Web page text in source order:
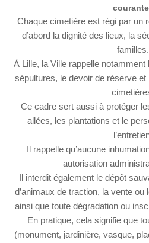
Chaque cimetière est régi par un
d’abord la dignité des lieux, la
familles.
À Lille, la Ville rappelle notamment
sépultures, le devoir de réserve et
Ce cadre sert aussi à protéger
allées, les plantations et le
Il rappelle qu’aucune
autorisation
Il interdit également le dépôt
d’animaux de traction, la vente ou
ainsi que toute dégradation ou
En pratique, cela signifie que
(monument, jardinière, vasque,